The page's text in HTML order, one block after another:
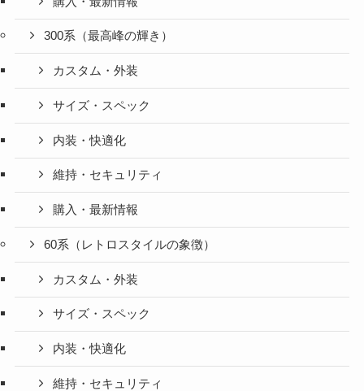
300系（最高峰の輝き）
カスタム・外装
サイズ・スペック
内装・快適化
維持・セキュリティ
購入・最新情報
60系（レトロスタイルの象徴）
カスタム・外装
サイズ・スペック
内装・快適化
維持・セキュリティ